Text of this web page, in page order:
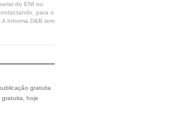
do ENI ou
para o
Informa D&B tem
gratuita
hoje